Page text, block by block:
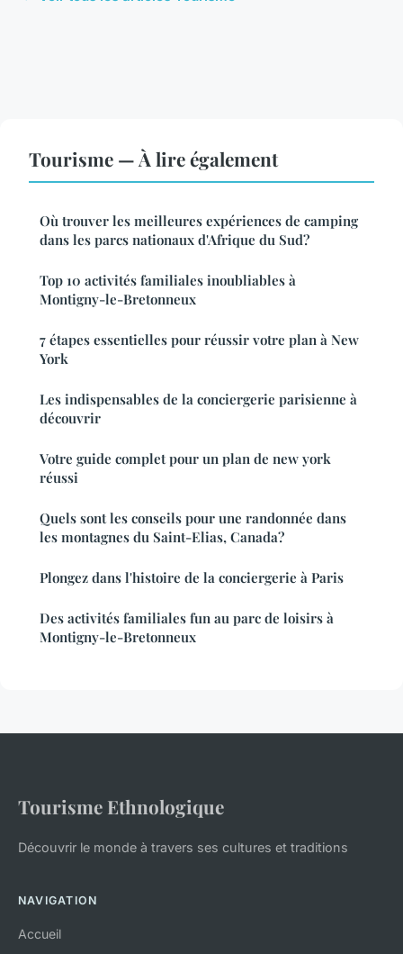
Tourisme — À lire également
Où trouver les meilleures expériences de camping
dans les parcs nationaux d'Afrique du Sud?
Top 10 activités familiales inoubliables à
Montigny-le-Bretonneux
7 étapes essentielles pour réussir votre plan à New
York
Les indispensables de la conciergerie parisienne à
découvrir
Votre guide complet pour un plan de new york
réussi
Quels sont les conseils pour une randonnée dans
les montagnes du Saint-Elias, Canada?
Plongez dans l'histoire de la conciergerie à Paris
Des activités familiales fun au parc de loisirs à
Montigny-le-Bretonneux
Tourisme Ethnologique
Découvrir le monde à travers ses cultures et traditions
NAVIGATION
Accueil